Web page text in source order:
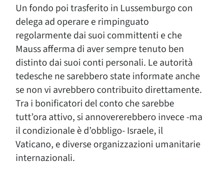
Un fondo poi trasferito in Lussemburgo con
delega ad operare e rimpinguato
regolarmente dai suoi committenti e che
Mauss afferma di aver sempre tenuto ben
distinto dai suoi conti personali. Le autorità
tedesche ne sarebbero state informate anche
se non vi avrebbero contribuito direttamente.
Tra i bonificatori del conto che sarebbe
tutt’ora attivo, si annovererebbero invece -ma
il condizionale è d’obbligo- Israele, il
Vaticano, e diverse organizzazioni umanitarie
internazionali.